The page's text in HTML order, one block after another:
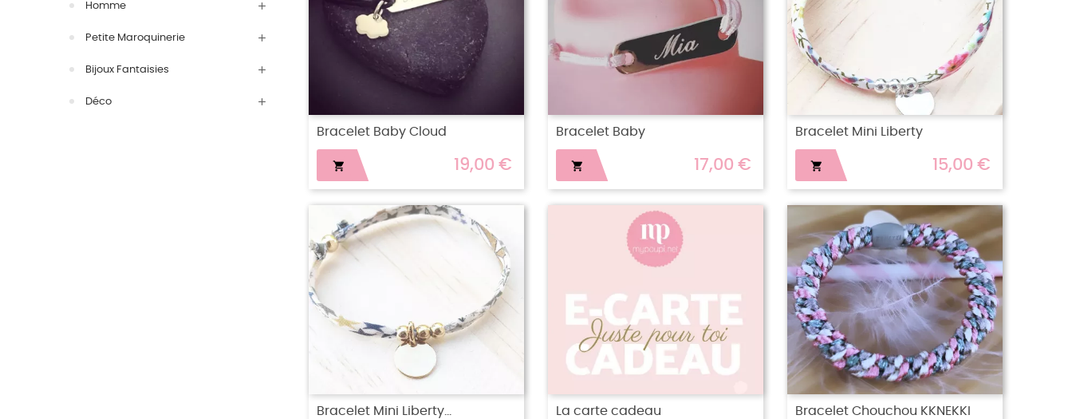
Homme
Petite Maroquinerie
Bijoux Fantaisies
Déco
Bracelet Baby Cloud
 19,00 €
Bracelet Baby
 17,00 €
Bracelet Mini Liberty
 15,00 €
Bracelet Mini Liberty... La carte cadeau Bracelet Chouchou KKNEKKI